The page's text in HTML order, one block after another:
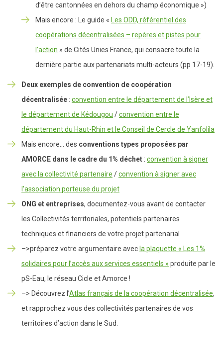
d’être cantonnées en dehors du champ économique »)
Mais encore : Le guide « Les ODD, référentiel des
coopérations décentralisées – repères et pistes pour
l’action » de Cités Unies France, qui consacre toute la
dernière partie aux partenariats multi-acteurs (pp 17-19).
Deux exemples de convention de coopération
décentralisée : convention entre le département de l’Isère et
le département de Kédougou /convention entre le
département du Haut-Rhin et le Conseil de Cercle de Yanfolila
Mais encore… des conventions types proposées par
AMORCE dans le cadre du 1% déchet : convention à signer
avec la collectivité partenaire /convention à signer avec
l’association porteuse du projet
ONG et entreprises, documentez-vous avant de contacter
les Collectivités territoriales, potentiels partenaires
techniques et financiers de votre projet partenarial
–>préparez votre argumentaire avec la plaquette « Les 1%
solidaires pour l’accès aux services essentiels » produite par le
pS-Eau, le réseau Cicle et Amorce !
–> Découvrez l’Atlas français de la coopération décentralisée,
et rapprochez vous des collectivités partenaires de vos
territoires d’action dans le Sud.